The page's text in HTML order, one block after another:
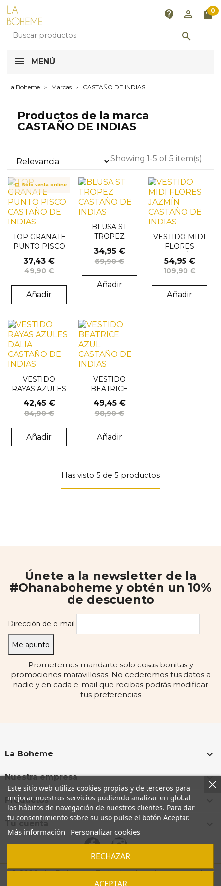
contact_support perm_identity shopping_bag0

MENÚ
La Boheme Marcas CASTAÑO DE INDIAS
Productos de la marca
CASTAÑO DE INDIAS
Showing 1-5 of 5 item(s)
TOP GRANATE
PUNTO PISCO
CASTAÑO DE
INDIAS
37,43 €
49,90 €
Añadir
Solo venta online
BLUSA ST
TROPEZ
CASTAÑO DE
INDIAS
34,95 €
69,90 €
Añadir
VESTIDO MIDI
FLORES
JAZMÍN
CASTAÑO DE
INDIAS
54,95 €
109,90 €
Añadir
VESTIDO
RAYAS AZULES
DALIA
CASTAÑO DE
INDIAS
42,45 €
84,90 €
Añadir
VESTIDO
BEATRICE
AZUL
CASTAÑO DE
INDIAS
49,45 €
98,90 €
Añadir
Has visto 5 de 5 productos
Únete a la newsletter de la
#Ohanaboheme y obtén un 10%
de descuento
Dirección de e-mail
Prometemos mandarte solo cosas bonitas y
promociones maravillosas. No cederemos tus datos a
nadie y en cada e-mail que recibas podrás modificar
tus preferencias
La Boheme 
Nuestra empresa 
Productos
FacebookInstagram
Este sitio web utiliza cookies propias y de terceros para
mejorar nuestros servicios pudiendo analizar en global
los hábitos de navegación de nuestros clientes. Para dar
tu consentimiento sobre su uso pulse el botón Aceptar.
Más información Personalizar cookies
RECHAZAR
ACEPTAR
© 2026 - La Boheme - Todos los derechos reservados